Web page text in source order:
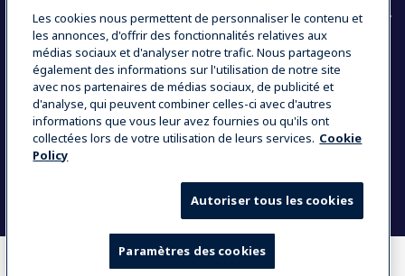
COMPARER OÙ ACHETER
COUNTRY AND LANGUAGE
VOTRE SÉLECTION : FRANCE
Data Privacy Statement
CGV Plan du site
Les cookies nous permettent de personnaliser le contenu et
les annonces, d'offrir des fonctionnalités relatives aux
médias sociaux et d'analyser notre trafic. Nous partageons
également des informations sur l'utilisation de notre site
avec nos partenaires de médias sociaux, de publicité et
d'analyse, qui peuvent combiner celles-ci avec d'autres
informations que vous leur avez fournies ou qu'ils ont
collectées lors de votre utilisation de leurs services. Cookie
Policy
Autoriser tous les cookies
Paramètres des cookies